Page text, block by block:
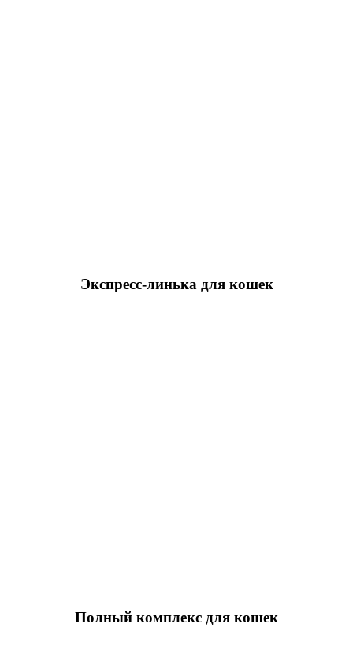
Экспресс-линька для кошек
Полный комплекс для кошек